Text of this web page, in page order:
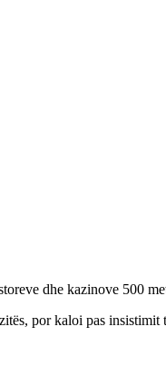
dhe kazinove 500
por kaloi pas